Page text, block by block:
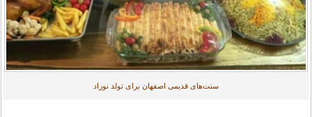
سنت‌های قدیمی اصفهان برای تولد نوزاد